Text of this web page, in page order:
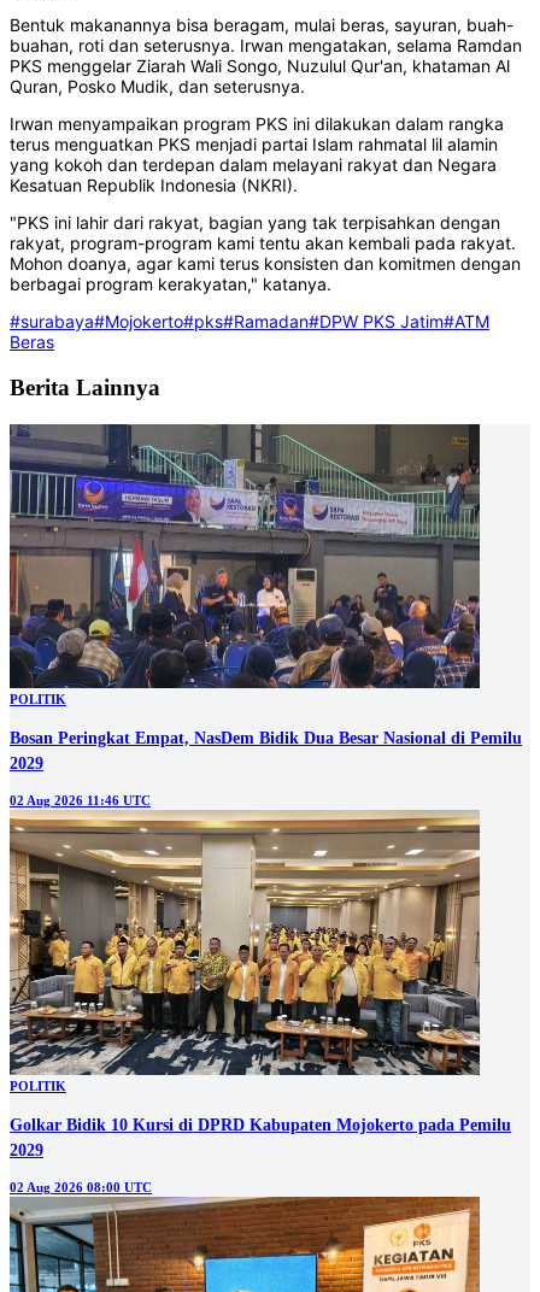
Bentuk makanannya bisa beragam, mulai beras, sayuran, buah-
buahan, roti dan seterusnya. Irwan mengatakan, selama Ramdan
PKS menggelar Ziarah Wali Songo, Nuzulul Qur'an, khataman Al
Quran, Posko Mudik, dan seterusnya.
Irwan menyampaikan program PKS ini dilakukan dalam rangka
terus menguatkan PKS menjadi partai Islam rahmatal lil alamin
yang kokoh dan terdepan dalam melayani rakyat dan Negara
Kesatuan Republik Indonesia (NKRI).
"PKS ini lahir dari rakyat, bagian yang tak terpisahkan dengan
rakyat, program-program kami tentu akan kembali pada rakyat.
Mohon doanya, agar kami terus konsisten dan komitmen dengan
berbagai program kerakyatan," katanya.
#surabaya#Mojokerto#pks#Ramadan#DPW PKS Jatim#ATM
Beras
Berita Lainnya
POLITIK
Bosan Peringkat Empat, NasDem Bidik Dua Besar Nasional di Pemilu
2029
02 Aug 2026 11:46 UTC
POLITIK
Golkar Bidik 10 Kursi di DPRD Kabupaten Mojokerto pada Pemilu
2029
02 Aug 2026 08:00 UTC